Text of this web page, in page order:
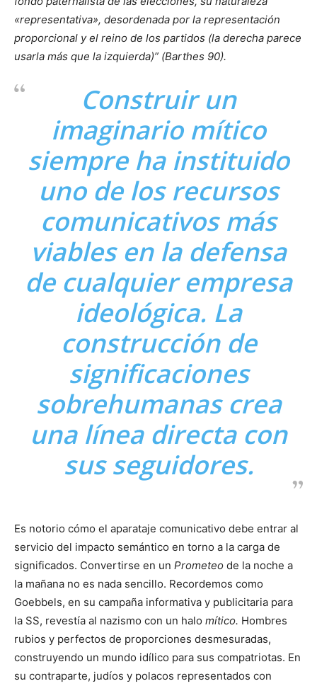
«representativa», desordenada por la representación
proporcional y el reino de los partidos (la derecha parece
usarla más que la izquierda)” (Barthes 90).
Construir un
imaginario mítico
siempre ha instituido
uno de los recursos
comunicativos más
viables en la defensa
de cualquier empresa
ideológica. La
construcción de
significaciones
sobrehumanas crea
una línea directa con
sus seguidores.
Es notorio cómo el aparataje comunicativo debe entrar al
servicio del impacto semántico en torno a la carga de
significados. Convertirse en un Prometeo de la noche a
la mañana no es nada sencillo. Recordemos como
Goebbels, en su campaña informativa y publicitaria para
la SS, revestía al nazismo con un halo mítico. Hombres
rubios y perfectos de proporciones desmesuradas,
construyendo un mundo idílico para sus compatriotas. En
su contraparte, judíos y polacos representados con